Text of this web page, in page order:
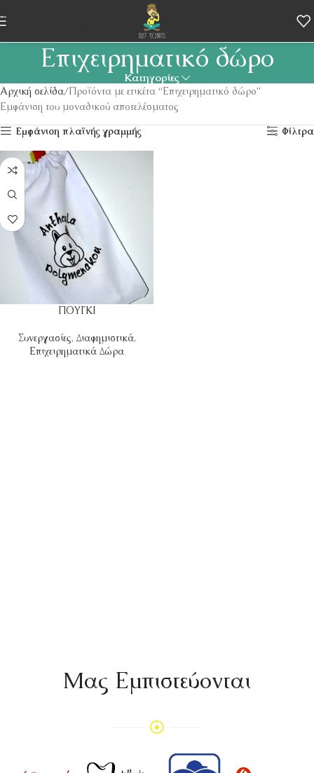
Skip to navigation
Skip to main content
Επιχειρηματικό δώρο
Κατηγορίες
Αρχική σελίδα Προϊόντα με ετικέτα “Επιχειρηματικό δώρο”
Εμφάνιση του μοναδικού αποτελέσματος
Εμφάνιση πλαϊνής γραμμής
Φίλτρα
ΠΟΥΓΚΙ
Συνεργασίες, Διαφημιστικά,
Επιχειρηματικά Δώρα
Mας Εμπιστεύονται